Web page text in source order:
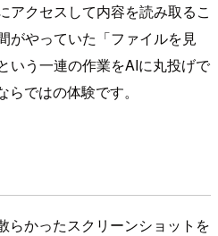
アクセスして内容を読み取るこ
がやっていた「ファイルを見
いう一連の作業をAIに丸投げで
ではの体験です。
らかったスクリーンショットを